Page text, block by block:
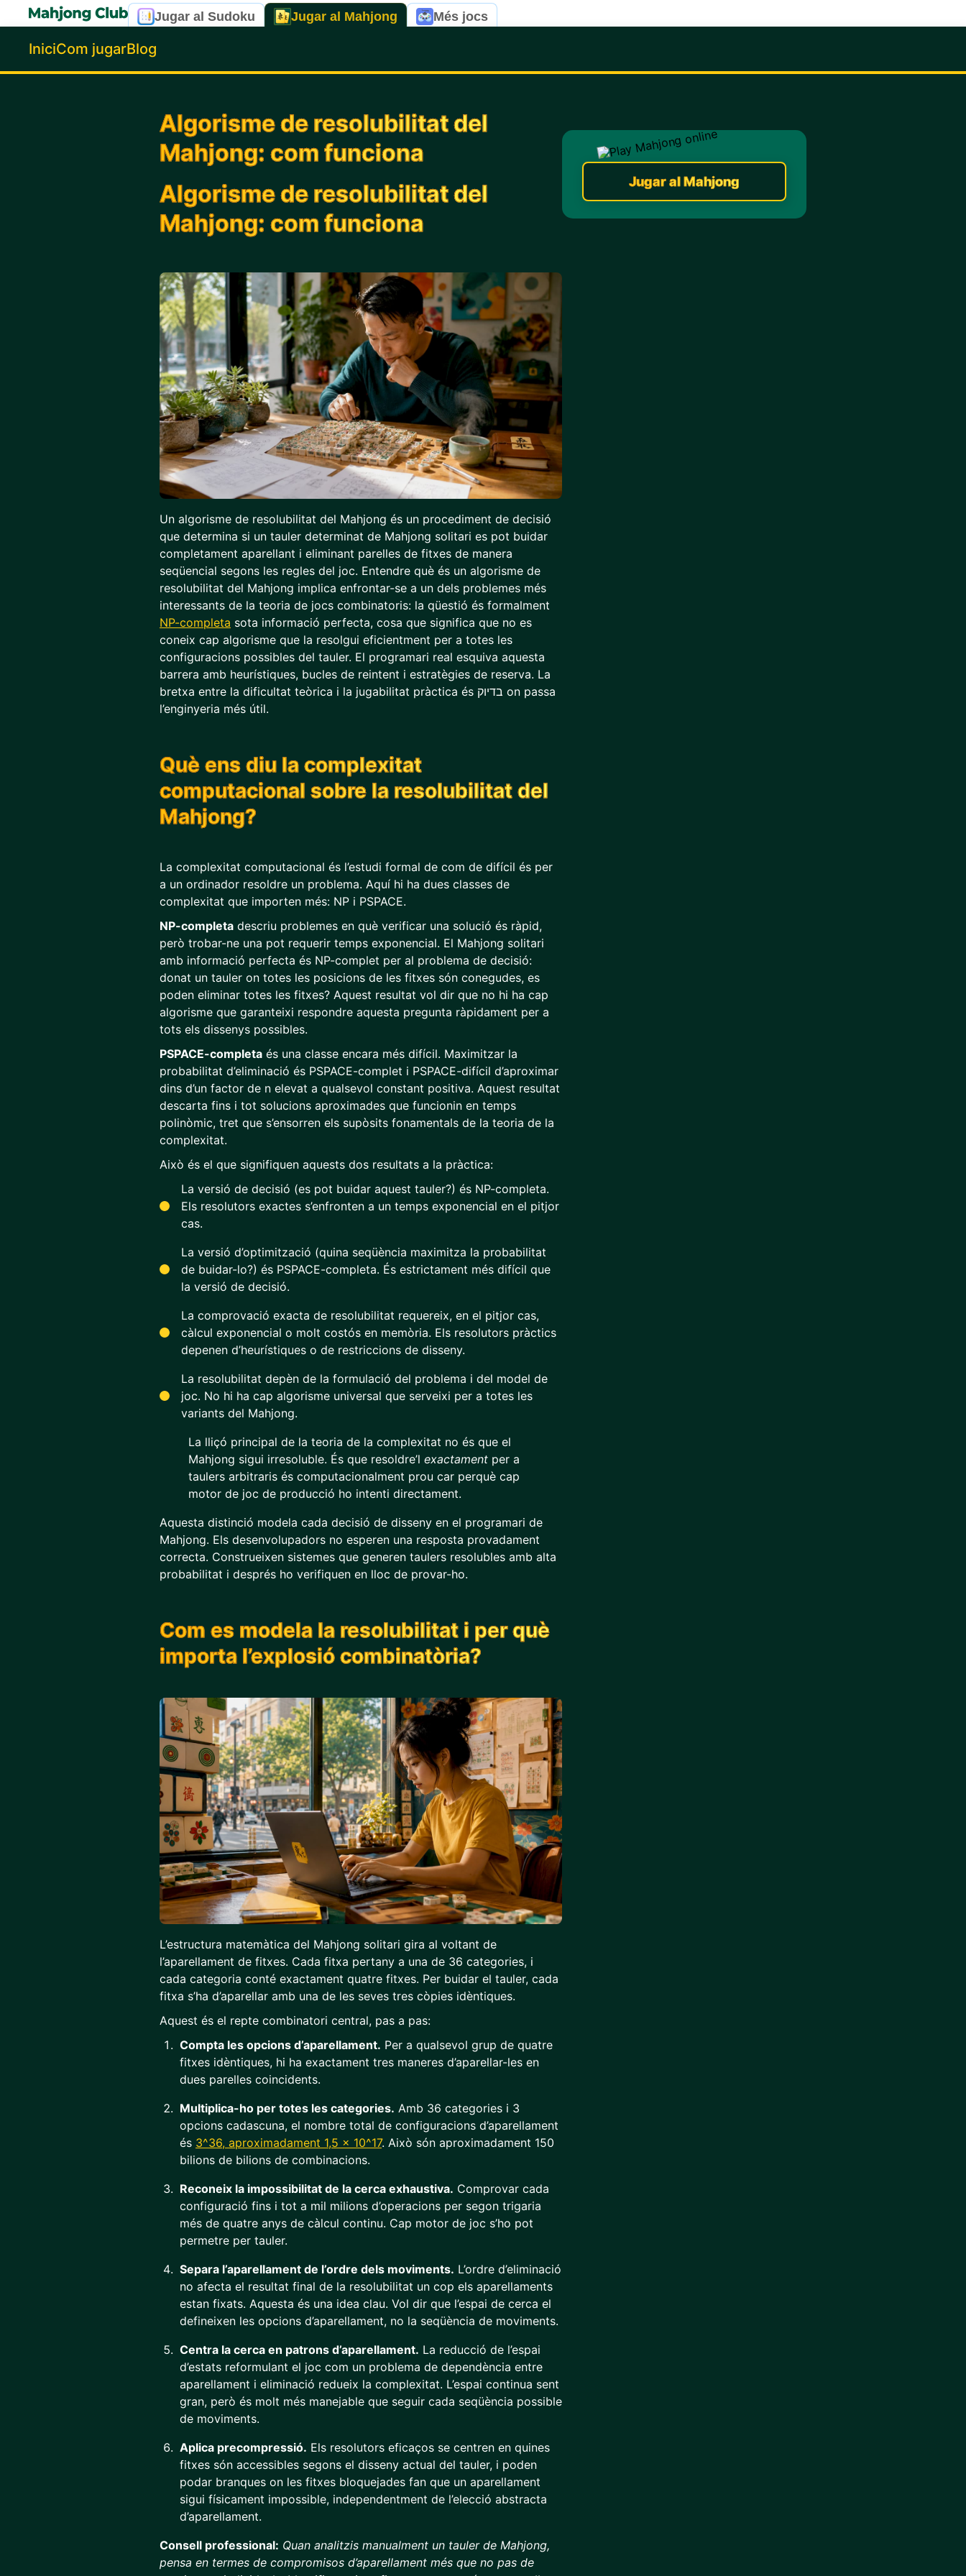
Jugar al Sudoku Jugar al Mahjong Més jocs
IniciCom jugarBlog
Algorisme de resolubilitat del
Mahjong: com funciona
Algorisme de resolubilitat del
Mahjong: com funciona
Un algorisme de resolubilitat del Mahjong és un procediment de decisió
que determina si un tauler determinat de Mahjong solitari es pot buidar
completament aparellant i eliminant parelles de fitxes de manera
seqüencial segons les regles del joc. Entendre què és un algorisme de
resolubilitat del Mahjong implica enfrontar-se a un dels problemes més
interessants de la teoria de jocs combinatoris: la qüestió és formalment
NP-completa sota informació perfecta, cosa que significa que no es
coneix cap algorisme que la resolgui eficientment per a totes les
configuracions possibles del tauler. El programari real esquiva aquesta
barrera amb heurístiques, bucles de reintent i estratègies de reserva. La
bretxa entre la dificultat teòrica i la jugabilitat pràctica és בדיוק on passa
l’enginyeria més útil.
Què ens diu la complexitat
computacional sobre la resolubilitat del
Mahjong?
La complexitat computacional és l’estudi formal de com de difícil és per
a un ordinador resoldre un problema. Aquí hi ha dues classes de
complexitat que importen més: NP i PSPACE.
NP-completa descriu problemes en què verificar una solució és ràpid,
però trobar-ne una pot requerir temps exponencial. El Mahjong solitari
amb informació perfecta és NP-complet per al problema de decisió:
donat un tauler on totes les posicions de les fitxes són conegudes, es
poden eliminar totes les fitxes? Aquest resultat vol dir que no hi ha cap
algorisme que garanteixi respondre aquesta pregunta ràpidament per a
tots els dissenys possibles.
PSPACE-completa és una classe encara més difícil. Maximitzar la
probabilitat d’eliminació és PSPACE-complet i PSPACE-difícil d’aproximar
dins d’un factor de n elevat a qualsevol constant positiva. Aquest resultat
descarta fins i tot solucions aproximades que funcionin en temps
polinòmic, tret que s’ensorren els supòsits fonamentals de la teoria de la
complexitat.
Això és el que signifiquen aquests dos resultats a la pràctica:
La versió de decisió (es pot buidar aquest tauler?) és NP-completa.
Els resolutors exactes s’enfronten a un temps exponencial en el pitjor
cas.
La versió d’optimització (quina seqüència maximitza la probabilitat
de buidar-lo?) és PSPACE-completa. És estrictament més difícil que
la versió de decisió.
La comprovació exacta de resolubilitat requereix, en el pitjor cas,
càlcul exponencial o molt costós en memòria. Els resolutors pràctics
depenen d’heurístiques o de restriccions de disseny.
La resolubilitat depèn de la formulació del problema i del model de
joc. No hi ha cap algorisme universal que serveixi per a totes les
variants del Mahjong.
La lliçó principal de la teoria de la complexitat no és que el
Mahjong sigui irresoluble. És que resoldre’l exactament per a
taulers arbitraris és computacionalment prou car perquè cap
motor de joc de producció ho intenti directament.
Aquesta distinció modela cada decisió de disseny en el programari de
Mahjong. Els desenvolupadors no esperen una resposta provadament
correcta. Construeixen sistemes que generen taulers resolubles amb alta
probabilitat i després ho verifiquen en lloc de provar-ho.
Com es modela la resolubilitat i per què
importa l’explosió combinatòria?
L’estructura matemàtica del Mahjong solitari gira al voltant de
l’aparellament de fitxes. Cada fitxa pertany a una de 36 categories, i
cada categoria conté exactament quatre fitxes. Per buidar el tauler, cada
fitxa s’ha d’aparellar amb una de les seves tres còpies idèntiques.
Aquest és el repte combinatori central, pas a pas:
Compta les opcions d’aparellament. Per a qualsevol grup de quatre
fitxes idèntiques, hi ha exactament tres maneres d’aparellar-les en
dues parelles coincidents.
Multiplica-ho per totes les categories. Amb 36 categories i 3
opcions cadascuna, el nombre total de configuracions d’aparellament
és 3^36, aproximadament 1,5 × 10^17. Això són aproximadament 150
bilions de bilions de combinacions.
Reconeix la impossibilitat de la cerca exhaustiva. Comprovar cada
configuració fins i tot a mil milions d’operacions per segon trigaria
més de quatre anys de càlcul continu. Cap motor de joc s’ho pot
permetre per tauler.
Separa l’aparellament de l’ordre dels moviments. L’ordre d’eliminació
no afecta el resultat final de la resolubilitat un cop els aparellaments
estan fixats. Aquesta és una idea clau. Vol dir que l’espai de cerca el
defineixen les opcions d’aparellament, no la seqüència de moviments.
Centra la cerca en patrons d’aparellament. La reducció de l’espai
d’estats reformulant el joc com un problema de dependència entre
aparellament i eliminació redueix la complexitat. L’espai continua sent
gran, però és molt més manejable que seguir cada seqüència possible
de moviments.
Aplica precompressió. Els resolutors eficaços se centren en quines
fitxes són accessibles segons el disseny actual del tauler, i poden
podar branques on les fitxes bloquejades fan que un aparellament
sigui físicament impossible, independentment de l’elecció abstracta
d’aparellament.
Consell professional: Quan analitzis manualment un tauler de Mahjong,
pensa en termes de compromisos d’aparellament més que no pas de
Jugar al Mahjong